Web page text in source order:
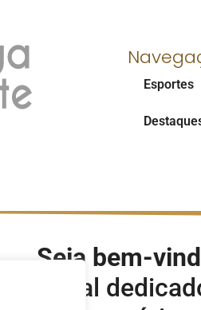
Esportes
Seja bem-
portal